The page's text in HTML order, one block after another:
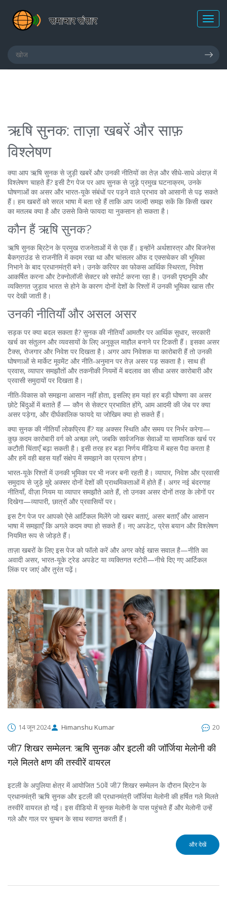
ऋषि सुनक: ताज़ा खबरें और साफ़
विश्लेषण
क्या आप ऋषि सुनक से जुड़ी खबरें और उनकी नीतियों का तेज़ और सीधे-साधे अंदाज़ में
विश्लेषण चाहते हैं? इसी टैग पेज पर आप सुनक से जुड़े प्रमुख घटनाक्रम, उनके
घोषणाओं का असर और भारत‑यूके संबंधों पर पड़ने वाले प्रभाव को आसानी से पढ़ सकते
हैं। हम खबरों को सरल भाषा में बता रहे हैं ताकि आप जल्दी समझ सकें कि किसी खबर
का मतलब क्या है और उससे किसे फायदा या नुकसान हो सकता है।
कौन हैं ऋषि सुनक?
ऋषि सुनक ब्रिटेन के प्रमुख राजनेताओं में से एक हैं। इन्होंने अर्थशास्त्र और बिजनेस
बैकग्राउंड से राजनीति में कदम रखा था और चांसलर ऑफ द एक्सचेकर की भूमिका
निभाने के बाद प्रधानमंत्री बने। उनके करियर का फोकस आर्थिक स्थिरता, निवेश
आकर्षित करना और टेक्नोलॉजी सेक्टर को सपोर्ट करना रहा है। उनकी पृष्ठभूमि और
व्यक्तिगत जुड़ाव भारत से होने के कारण दोनों देशों के रिश्तों में उनकी भूमिका खास तौर
पर देखी जाती है।
उनकी नीतियाँ और असल असर
सड़क पर क्या बदल सकता है? सुनक की नीतियाँ आमतौर पर आर्थिक सुधार, सरकारी
खर्च का संतुलन और व्यवसायों के लिए अनुकूल माहौल बनाने पर टिकती हैं। इसका असर
टैक्स, रोजगार और निवेश पर दिखता है। अगर आप निवेशक या कारोबारी हैं तो उनकी
घोषणाओं से मार्केट मूवमेंट और नीति‑अनुमान पर तेज़ असर पड़ सकता है। साथ ही
प्रवास, व्यापार समझौतों और तकनीकी नियमों में बदलाव का सीधा असर कारोबारी और
प्रवासी समुदायों पर दिखता है।
नीति‑विकास को समझना आसान नहीं होता, इसलिए हम यहां हर बड़ी घोषणा का असर
छोटे बिंदुओं में बताते हैं — कौन से सेक्टर प्रभावित होंगे, आम आदमी की जेब पर क्या
असर पड़ेगा, और दीर्घकालिक फायदे या जोखिम क्या हो सकते हैं।
क्या सुनक की नीतियाँ लोकप्रिय हैं? यह अक्सर स्थिति और समय पर निर्भर करेगा—
कुछ कदम कारोबारी वर्ग को अच्छा लगे, जबकि सार्वजनिक सेवाओं या सामाजिक खर्च पर
कटौती चिंताएँ बढ़ा सकती है। इसी तरह हर बड़ा निर्णय मीडिया में बहस पैदा करता है
और हमें वही बहस यहाँ संक्षेप में समझाने का प्रयत्न होगा।
भारत‑यूके रिश्तों में उनकी भूमिका पर भी नजर बनी रहती है। व्यापार, निवेश और प्रवासी
समुदाय से जुड़े मुद्दे अक्सर दोनों देशों की प्राथमिकताओं में होते हैं। अगर नई बंदरगाह
नीतियाँ, वीज़ा नियम या व्यापार समझौते आते हैं, तो उनका असर दोनों तरह के लोगों पर
दिखेगा—व्यापारी, छात्रों और प्रवासियों पर।
इस टैग पेज पर आपको ऐसे आर्टिकल मिलेंगे जो खबर बताएं, असर बताएँ और आसान
भाषा में समझाएँ कि अगले कदम क्या हो सकते हैं। नए अपडेट, प्रेस बयान और विश्लेषण
नियमित रूप से जोड़ते हैं।
ताज़ा खबरों के लिए इस पेज को फॉलो करें और अगर कोई खास सवाल है—नीति का
अवादी असर, भारत‑यूके ट्रेड अपडेट या व्यक्तिगत स्टोरी—नीचे दिए गए आर्टिकल
लिंक पर जाएं और तुरंत पढ़ें।
14 जून 2024 Himanshu Kumar 20
जी7 शिखर सम्मेलन: ऋषि सुनक और इटली की जॉर्जिया मेलोनी की
गले मिलते क्षण की तस्वीरें वायरल
इटली के अपुलिया क्षेत्र में आयोजित 50वें जी7 शिखर सम्मेलन के दौरान ब्रिटेन के
प्रधानमंत्री ऋषि सुनक और इटली की प्रधानमंत्री जॉर्जिया मेलोनी की हर्षित गले मिलते
तस्वीरें वायरल हो गईं। इस वीडियो में सुनक मेलोनी के पास पहुंचते हैं और मेलोनी उन्हें
गले और गाल पर चुम्बन के साथ स्वागत करती हैं।
और देखें